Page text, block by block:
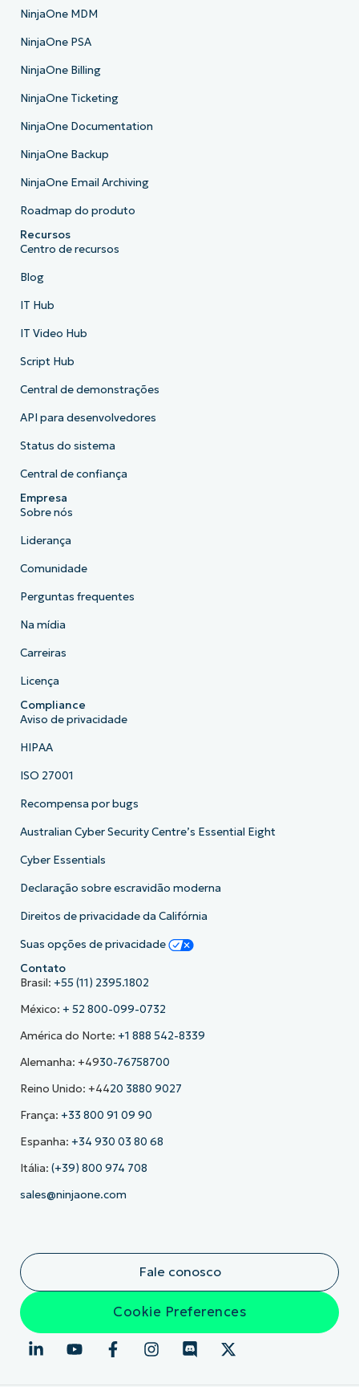
NinjaOne MDM
NinjaOne PSA
NinjaOne Billing
NinjaOne Ticketing
NinjaOne Documentation
NinjaOne Backup
NinjaOne Email Archiving
Roadmap do produto
Recursos
Centro de recursos
Blog
IT Hub
IT Video Hub
Script Hub
Central de demonstrações
API para desenvolvedores
Status do sistema
Central de confiança
Empresa
Sobre nós
Liderança
Comunidade
Perguntas frequentes
Na mídia
Carreiras
Licença
Compliance
Aviso de privacidade
HIPAA
ISO 27001
Recompensa por bugs
Australian Cyber Security Centre’s Essential Eight
Cyber Essentials
Declaração sobre escravidão moderna
Direitos de privacidade da Califórnia
Suas opções de privacidade
Contato
Brasil: +55 (11) 2395.1802
México: + 52 800-099-0732
América do Norte: +1 888 542-8339
Alemanha: +4930-76758700
Reino Unido: +4420 3880 9027
França: +33 800 91 09 90
Espanha: +34 930 03 80 68
Itália: (+39) 800 974 708
sales@ninjaone.com
Fale conosco
Cookie Preferences